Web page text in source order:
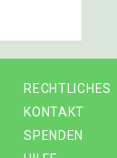
RECHTLICHES
KONTAKT
SPENDEN